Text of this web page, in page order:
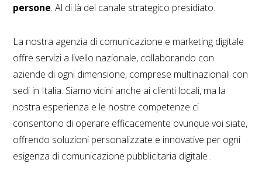
persone. Al di là del canale strategico presidiato.
La nostra agenzia di comunicazione e marketing digitale
offre servizi a livello nazionale, collaborando con
aziende di ogni dimensione, comprese multinazionali con
sedi in Italia. Siamo vicini anche ai clienti locali, ma la
nostra esperienza e le nostre competenze ci
consentono di operare efficacemente ovunque voi siate,
offrendo soluzioni personalizzate e innovative per ogni
esigenza di comunicazione pubblicitaria digitale .